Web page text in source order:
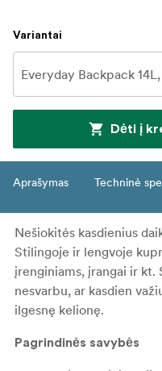
Variantai
Dėti į
Aprašymas Techninė
Nešiokitės kasdienius
Stilingoje ir lengvoje
įrenginiams, įrangai ir kt.
nesvarbu, ar kasdien
ilgesnę kelionę.
Pagrindinės savybės